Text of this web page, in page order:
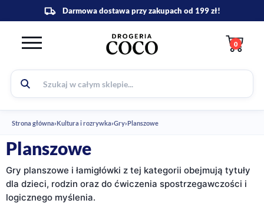
0
Strona główna›Kultura i rozrywka›Gry›Planszowe
Planszowe
Gry planszowe i łamigłówki z tej kategorii obejmują tytuły
dla dzieci, rodzin oraz do ćwiczenia spostrzegawczości i
logicznego myślenia.